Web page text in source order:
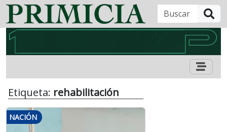
Etiqueta: rehabilitación
NACIÓN